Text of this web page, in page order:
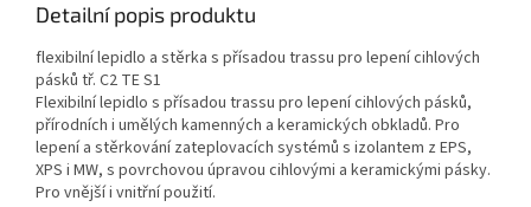
Detailní popis produktu
flexibilní lepidlo a stěrka s přísadou trassu pro lepení cihlových
pásků tř. C2 TE S1
Flexibilní lepidlo s přísadou trassu pro lepení cihlových pásků,
přírodních i umělých kamenných a keramických obkladů. Pro
lepení a stěrkování zateplovacích systémů s izolantem z EPS,
XPS i MW, s povrchovou úpravou cihlovými a keramickými pásky.
Pro vnější i vnitřní použití.